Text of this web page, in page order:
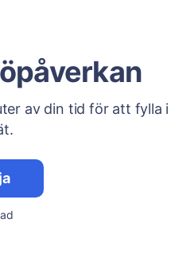
av din tid för att fylla